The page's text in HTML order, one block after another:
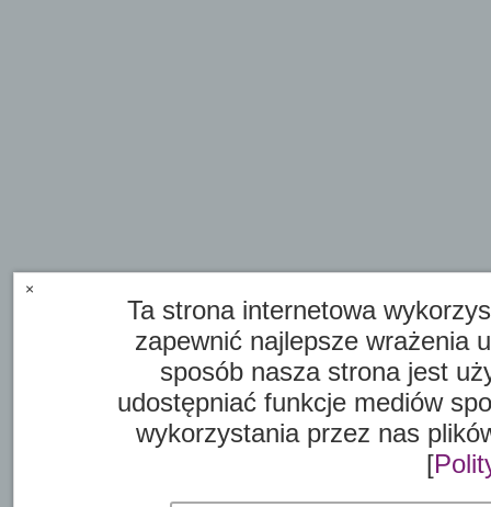
Ta strona internetowa
zapewnić najlepsze wrażenia
sposób nasza strona jest
udostępniać funkcje mediów
wykorzystania przez nas
[
×